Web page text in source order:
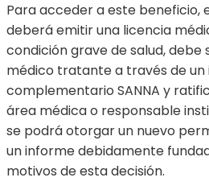
Para acceder a este
deberá emitir una licencia
condición grave de salud,
médico tratante a través de
complementario SANNA y
área médica o responsable
se podrá otorgar un nuevo
un informe debidamente
motivos de esta decisión.